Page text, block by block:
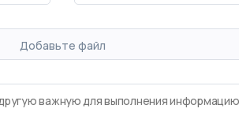
Добавьте файл